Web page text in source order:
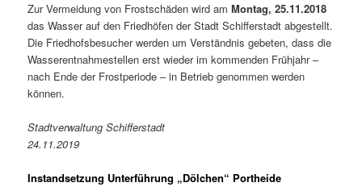
Zur Vermeidung von Frostschäden wird amMontag, 25.11.2018
das Wasser auf den Friedhöfen der Stadt Schifferstadt abgestellt.
Die Friedhofsbesucher werden um Verständnis gebeten, dass die
Wasserentnahmestellen erst wieder im kommenden Frühjahr –
nach Ende der Frostperiode – in Betrieb genommen werden
können.
Stadtverwaltung Schifferstadt
24.11.2019
Instandsetzung Unterführung „Dölchen“ Portheide